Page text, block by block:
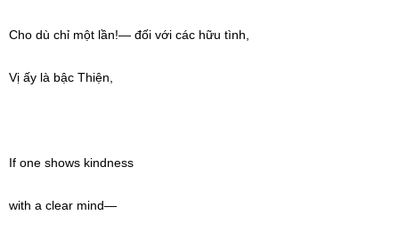
Cho dù chỉ một lần!— đối với các hữu tình,
Vị ấy là bậc Thiện,
If one shows kindness
with a clear mind—